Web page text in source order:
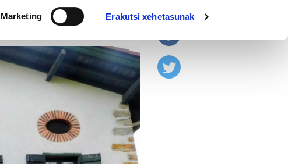
Marketing Erakutsi xehetasunak